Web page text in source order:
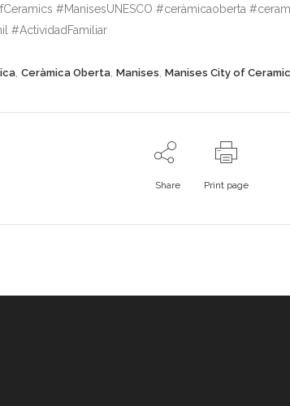
#ManisesUNESCO #ceràmicaoberta
#ActividadFamiliar
, Ceràmica Oberta, Manises, Manises City of
Share Print page